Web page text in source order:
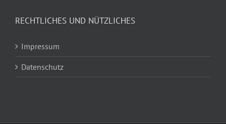
RECHTLICHES UND NÜTZLICHES
Impressum
Datenschutz